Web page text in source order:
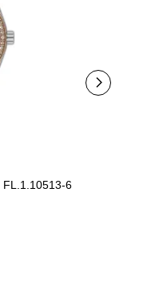
FL.1.10513-6